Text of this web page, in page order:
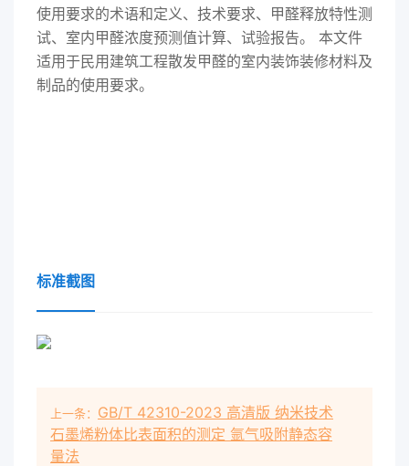
使用要求的术语和定义、技术要求、甲醛释放特性测
试、室内甲醛浓度预测值计算、试验报告。 本文件
适用于民用建筑工程散发甲醛的室内装饰装修材料及
制品的使用要求。
标准截图
上一条： GB/T 42310-2023 高清版 纳米技术
石墨烯粉体比表面积的测定 氩气吸附静态容
量法